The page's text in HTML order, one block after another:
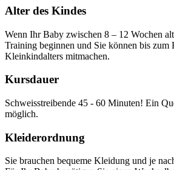
Alter des Kindes
Wenn Ihr Baby zwischen 8 – 12 Wochen
Training beginnen und Sie können bis zum
Kleinkindalters mitmachen.
Kursdauer
Schweisstreibende 45 - 60 Minuten! Ein
möglich.
Kleiderordnung
Sie brauchen bequeme Kleidung und je